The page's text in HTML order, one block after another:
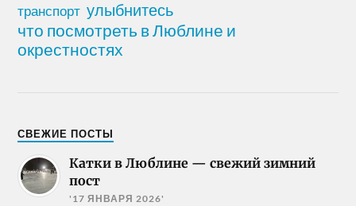
транспорт улыбнитесь
что посмотреть в Люблине и
окрестностях
СВЕЖИЕ ПОСТЫ
Катки в Люблине — свежий зимний
пост
'17 ЯНВАРЯ 2026'